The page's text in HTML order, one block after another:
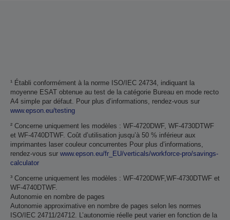
¹ Établi conformément à la norme ISO/IEC 24734, indiquant la
moyenne ESAT obtenue au test de la catégorie Bureau en mode recto
A4 simple par défaut. Pour plus d’informations, rendez-vous sur
www.epson.eu/testing
² Concerne uniquement les modèles : WF-4720DWF, WF-4730DTWF
et WF-4740DTWF. Coût d’utilisation jusqu’à 50 % inférieur aux
imprimantes laser couleur concurrentes Pour plus d’informations,
rendez-vous sur www.epson.eu/fr_EU/verticals/workforce-pro/savings-
calculator
³ Concerne uniquement les modèles : WF-4720DWF,WF-4730DTWF et
WF-4740DTWF.
Autonomie en nombre de pages
Autonomie approximative en nombre de pages selon les normes
ISO/IEC 24711/24712. L’autonomie réelle peut varier en fonction de la